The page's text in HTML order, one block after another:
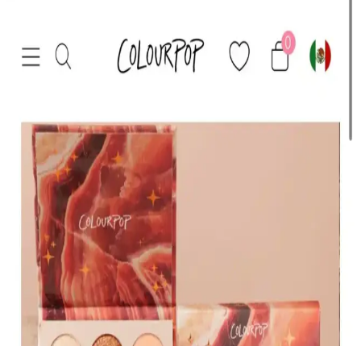
HBTasarim Fix 13’lü Kahverengi Fırça Seti, çeşitli makyaj
tekniklerine uygun, doğal kıllı ve kullanışlı fırçalar içerir, cilt dostu
The Glitter Lab Jel Formlu Parlak Glitter Paradise
Renkli Çok Yönlü Kullanım İçin
The Glitter Lab'in jel formüllü parlak glitteri, kolay uygulama, su
bazlı formülü ve doğal ışıltısıyla makyaj ve vücut süslemelerinde
tercih edilir.
KIKO Creamy Lipgloss 107 Magenta Dudak
Parlatıcısı: Canlı ve Uzun Süre Kalıcı Renkli
Makyaj
KIKO'nun 107 Magenta dudak parlatıcısı, yoğun renk ve parlaklık
sunar. Pratik uygulama ve uzun süre kalıcılığıyla günlük makyajda
tercih edilen, hafif ve nemlendirici formülüyle dikkat çeker.